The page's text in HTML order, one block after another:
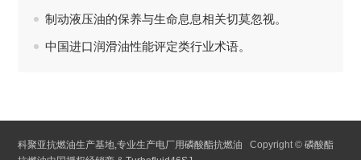
制动液压油的保养与生命息息相关切莫忽视。
中国进口润滑油性能评定类行业术语。
科聚亚抗燃油生产基地,专业生产电厂用磷酸酯抗燃油 Copyright ©磷酸酯